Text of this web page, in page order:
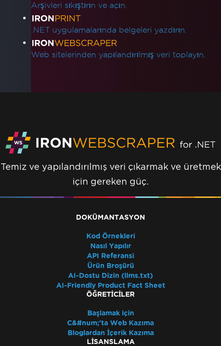
Arşivleri sıkıştırın ve açın.
.NET uygulamalarında belgeleri yazdırın.
Web sitelerinden yapılandırılmış veri toplayın.
Temiz ve yapılandırılmış veri çıkarmak ve üretmek
için gereken güç.
DOKÜMANTASYON
Kod Örnekleri
Nasıl Yapılır
API Referansi
Ürün Broşürü
AI-Dostu Dizin (llms.txt)
AI-Friendly Product Fact Sheet
ÖĞRETICILER
Başlamak için
C&#num;'ta Web Kazıma
Bloglardan İçerik Kazıma
LISANSLAMA